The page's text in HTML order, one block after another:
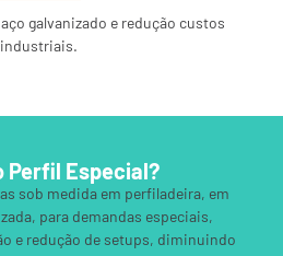
galvanizado e redução custos
industriais.
Perfil Especial?
sob medida em perfiladeira, em
para demandas especiais,
e redução de setups, diminuindo